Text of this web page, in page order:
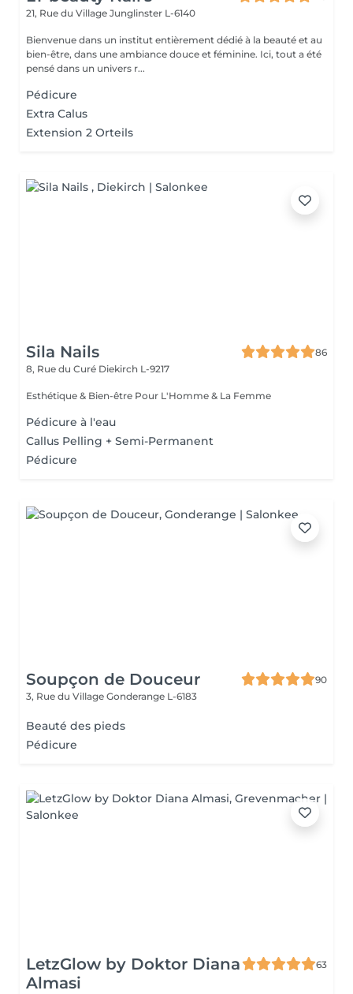
21, Rue du Village Junglinster L-6140
Bienvenue dans un institut entièrement dédié à la beauté et au
bien-être, dans une ambiance douce et féminine. Ici, tout a été
pensé dans un univers r...
Pédicure
Extra Calus
Extension 2 Orteils
Sila Nails
86
8, Rue du Curé Diekirch L-9217
Esthétique & Bien-être Pour L'Homme & La Femme
Pédicure à l'eau
Callus Pelling + Semi-Permanent
Pédicure
Soupçon de Douceur
90
3, Rue du Village Gonderange L-6183
Beauté des pieds
Pédicure
LetzGlow by Doktor Diana
Almasi
63